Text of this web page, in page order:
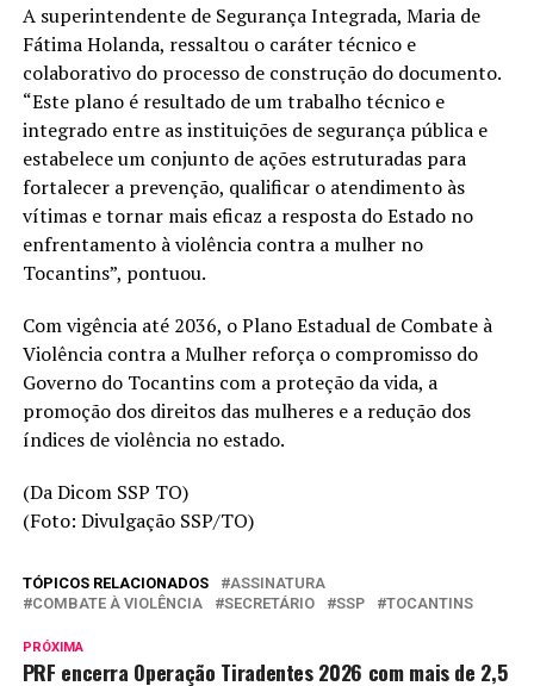
A superintendente de Segurança Integrada, Maria de
Fátima Holanda, ressaltou o caráter técnico e
colaborativo do processo de construção do documento.
“Este plano é resultado de um trabalho técnico e
integrado entre as instituições de segurança pública e
estabelece um conjunto de ações estruturadas para
fortalecer a prevenção, qualificar o atendimento às
vítimas e tornar mais eficaz a resposta do Estado no
enfrentamento à violência contra a mulher no
Tocantins”, pontuou.
Com vigência até 2036, o Plano Estadual de Combate à
Violência contra a Mulher reforça o compromisso do
Governo do Tocantins com a proteção da vida, a
promoção dos direitos das mulheres e a redução dos
índices de violência no estado.
(Da Dicom SSP TO)
(Foto: Divulgação SSP/TO)
TÓPICOS RELACIONADOS
ASSINATURA
COMBATE À VIOLÊNCIA
SECRETÁRIO SSP TOCANTINS
PRÓXIMA
PRF encerra Operação Tiradentes 2026 com mais de 2,5